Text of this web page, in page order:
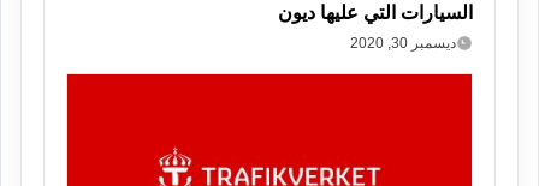
السيارات التي عليها ديون
ديسمبر 30, 2020